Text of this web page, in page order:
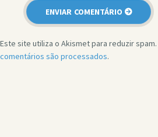
Este site utiliza o Akismet para reduzir spam.
comentários são processados.